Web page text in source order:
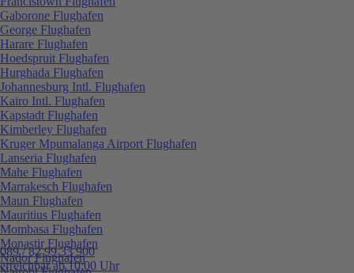
089 / 82 99 33 900
erreichbar ab 10:00 Uhr
Gaborone Flughafen
George Flughafen
Harare Flughafen
Hoedspruit Flughafen
Hurghada Flughafen
Johannesburg Intl. Flughafen
Kairo Intl. Flughafen
Kapstadt Flughafen
Kimberley Flughafen
Kruger Mpumalanga Airport Flughafen
Lanseria Flughafen
Mahe Flughafen
Marrakesch Flughafen
Maun Flughafen
Mauritius Flughafen
Mombasa Flughafen
Monastir Flughafen
Nador Flughafen